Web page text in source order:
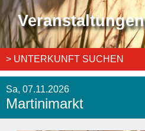
Veranstaltungen
> UNTERKUNFT SUCHEN
Sa, 07.11.2026
Martinimarkt